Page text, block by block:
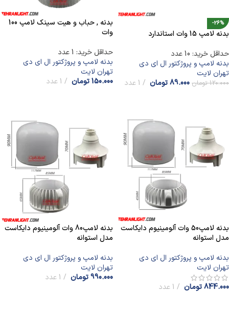
-26%
بدنه لامپ 15 وات استاندارد
حداقل خرید: 10 عدد
بدنه لامپ و پروژکتور ال ای دی
تهران لایت
120.000 تومان 89.000تومان 1 عدد
بدنه , حباب و هیت سینک لامپ 100
وات
حداقل خرید: 1 عدد
بدنه لامپ و پروژکتور ال ای دی
تهران لایت
150.000تومان 1 عدد
بدنه لامپ50 وات آلومینیوم دایکاست
مدل استوانه
بدنه لامپ و پروژکتور ال ای دی
تهران لایت
844.000تومان 1 عدد
بدنه لامپ80 وات آلومینیوم دایکاست
مدل استوانه
بدنه لامپ و پروژکتور ال ای دی
تهران لایت
990.000تومان 1 عدد